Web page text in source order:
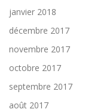
janvier 2018
décembre 2017
novembre 2017
octobre 2017
septembre 2017
août 2017